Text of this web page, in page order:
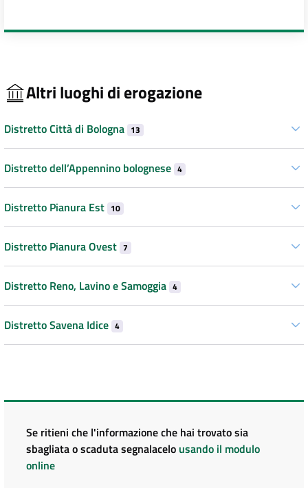
Altri luoghi di erogazione
Distretto Città di Bologna 13
Distretto dell’Appennino bolognese 4
Distretto Pianura Est 10
Distretto Pianura Ovest 7
Distretto Reno, Lavino e Samoggia 4
Distretto Savena Idice 4
Se ritieni che l'informazione che hai trovato sia
sbagliata o scaduta segnalacelo usando il modulo
online